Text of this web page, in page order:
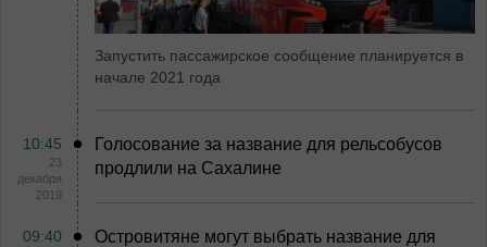
Запустить пассажирское сообщение планируется в
начале 2021 года
10:45
23
декабря
2019
Голосование за название для рельсобусов
продлили на Сахалине
09:40
Островитяне могут выбрать название для